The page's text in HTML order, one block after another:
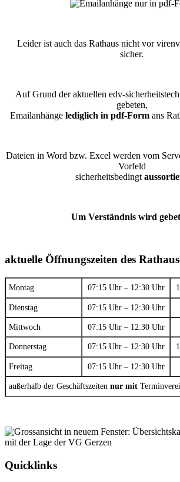
Leider ist auch das Rathaus nicht vor
sicher.
Auf Grund der aktuellen edv-
gebeten,
Emailanhänge lediglich in pdf-Formans
Dateien in Word bzw. Excel werden vom
Vorfeld
sicherheitsbedingt
Um Verständnis wird
aktuelle Öffnungszeiten des
Montag 07:15 Uhr – 12:30 Uhr
Dienstag 07:15 Uhr – 12:30 Uhr
Mittwoch 07:15 Uhr – 12:30 Uhr
Donnerstag 07:15 Uhr – 12:30 Uhr
Freitag 07:15 Uhr – 12:30 Uhr
außerhalb der Geschäftszeiten nur mit
Quicklinks